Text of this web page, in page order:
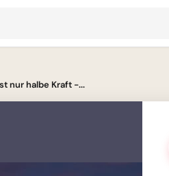
nur halbe Kraft -...